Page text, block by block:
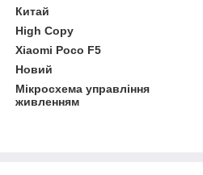
Китай
High Copy
Xiaomi Poco F5
Новий
Мікросхема управління
живленням